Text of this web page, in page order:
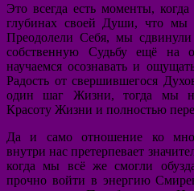
Это всегда есть моменты,
глубинах своей Души, что мы
Преодолели Себя, мы
собственную Судьбу ещё на
научаемся осознавать и
Радость от свершившегося
один шаг Жизни, тогда мы
Красоту Жизни и полностью
Да и само отношение ко
внутри нас претерпевает
когда мы всё же смогли
прочно войти в энергию